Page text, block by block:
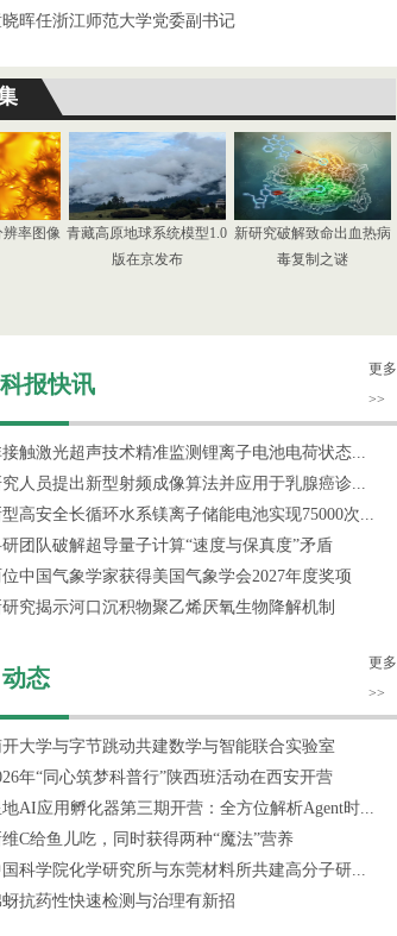
晖任浙江师范大学党委副书记
率图像 青藏高原地球系统模型1.0
版在京发布
新研究破解致命出血热病
毒复制之谜
科报快讯
更多
>>
触激光超声技术精准监测锂离子电池电荷状态...
人员提出新型射频成像算法并应用于乳腺癌诊...
型高安全长循环水系镁离子储能电池实现75000次...
团队破解超导量子计算“速度与保真度”矛盾
位中国气象学家获得美国气象学会2027年度奖项
研究揭示河口沉积物聚乙烯厌氧生物降解机制
动态
更多
>>
大学与字节跳动共建数学与智能联合实验室
年“同心筑梦科普行”陕西班活动在西安开营
AI应用孵化器第三期开营：全方位解析Agent时...
维C给鱼儿吃，同时获得两种“魔法”营养
科学院化学研究所与东莞材料所共建高分子研...
抗药性快速检测与治理有新招